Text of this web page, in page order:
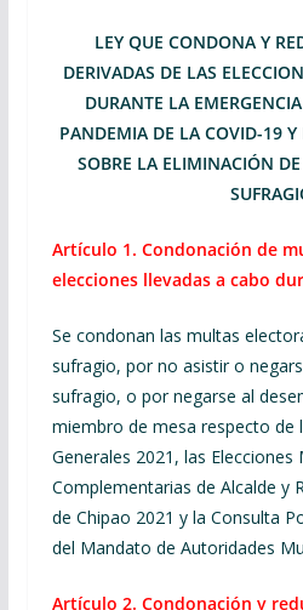
LEY QUE CONDONA Y
DERIVADAS DE LAS
DURANTE LA
PANDEMIA DE LA COVID-19 Y
SOBRE LA ELIMINACIÓN
Artículo 1. Condonación de
elecciones llevadas a cabo
Se condonan las multas
sufragio, por no asistir o
sufragio, o por negarse al
miembro de mesa respecto de
Generales 2021, las Elecciones
Complementarias de Alcalde y
de Chipao 2021 y la Consulta
del Mandato de Autoridades
Artículo 2. Condonación y